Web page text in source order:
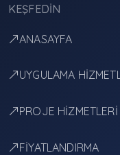
KEŞFEDIN
ANASAYFA
UYGULAMA
PROJE HİZMETLERİ
FİYATLANDIRMA